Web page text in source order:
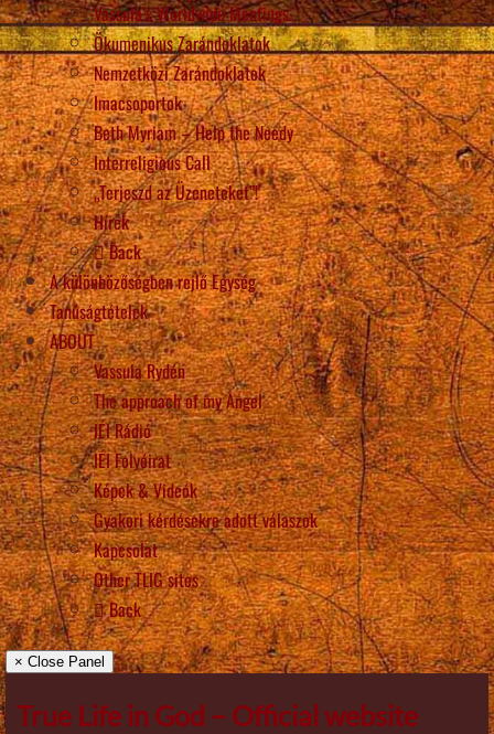
Vassula’s Worldwide Meetings
Ökumenikus Zarándoklatok
Nemzetközi Zarándoklatok
Imacsoportok
Beth Myriam – Help the Needy
Interreligious Call
„Terjeszd az Üzeneteket”!
Hírek
Back
A különbözőségben rejlő Egység
Tanúságtételek
ABOUT
Vassula Rydén
The approach of my Angel
IÉI Rádió
IÉI Folyóirat
Képek & Videók
Gyakori kérdésekre adott válaszok
Kapcsolat
Other TLIG sites
Back
× Close Panel
True Life in God – Official website